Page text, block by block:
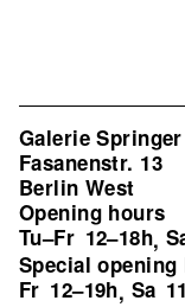
Galerie
Fasanenstr. 13
Berlin West
Opening hours
Tu–Fr 12–18h,
Special opening
Fr 12–19h, Sa